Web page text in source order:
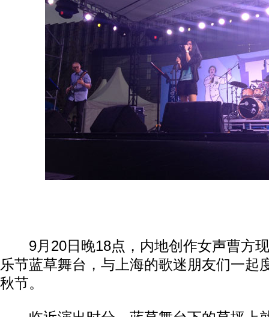
9月20日晚18点，内地创作女声曹方现
乐节蓝草舞台，与上海的歌迷朋友们一起
秋节。